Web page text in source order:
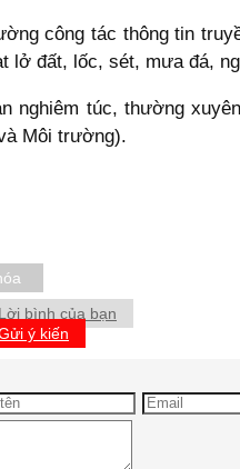
công tác thông tin
lở đất, lốc, sét, mưa đá,
nghiêm túc, thường
Môi trường).
Lời bình của bạn
ý kiến